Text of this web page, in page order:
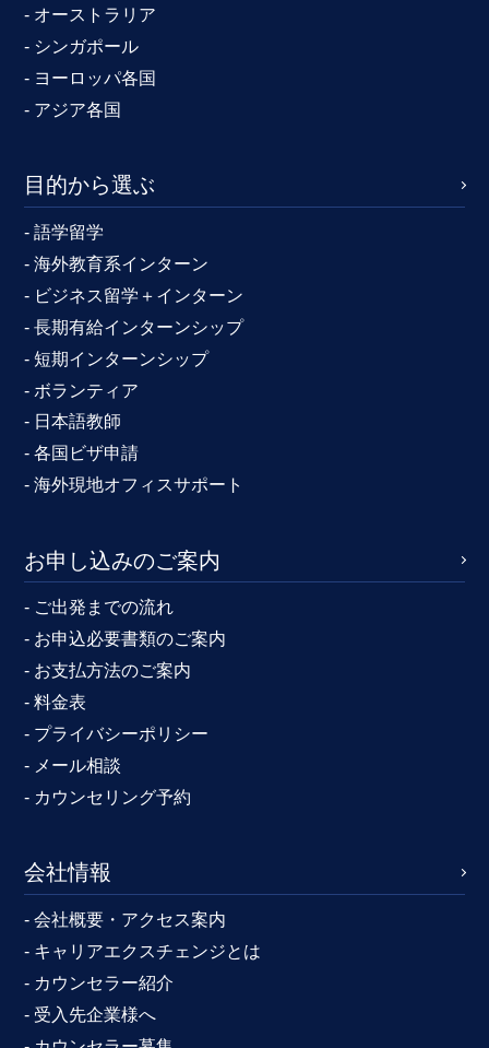
- オーストラリア
- シンガポール
- ヨーロッパ各国
- アジア各国
目的から選ぶ
- 語学留学
- 海外教育系インターン
- ビジネス留学＋インターン
- 長期有給インターンシップ
- 短期インターンシップ
- ボランティア
- 日本語教師
- 各国ビザ申請
- 海外現地オフィスサポート
お申し込みのご案内
- ご出発までの流れ
- お申込必要書類のご案内
- お支払方法のご案内
- 料金表
- プライバシーポリシー
- メール相談
- カウンセリング予約
会社情報
- 会社概要・アクセス案内
- キャリアエクスチェンジとは
- カウンセラー紹介
- 受入先企業様へ